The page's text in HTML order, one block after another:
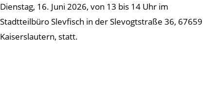
Dienstag, 16. Juni 2026, von 13 bis 14 Uhr im
Stadtteilbüro Slevfisch in der Slevogtstraße 36, 67659
Kaiserslautern, statt.